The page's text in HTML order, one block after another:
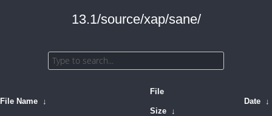
13.1/source/xap/sane/
File Name ↓
File
Size ↓
Date ↓